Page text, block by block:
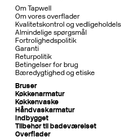
Om Tapwell
Om vores overflader
Kvalitetskontrol og
Almindelige spørgsmål
Fortrolighedspolitik
Garanti
Returpolitik
Betingelser for brug
Bæredygtighed og etiske
Bruser
Køkkenarmatur
Køkkenvaske
Håndvaskarmatur
Indbygget
Tilbehør til badeværelset
Overflader